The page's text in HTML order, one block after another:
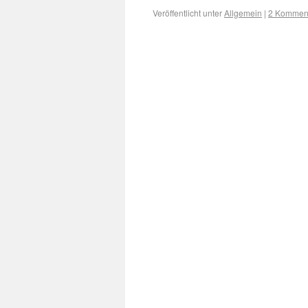
Veröffentlicht unterAllgemein | 2